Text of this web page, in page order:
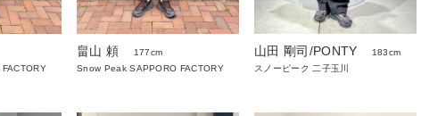
畠山 頼
177cm
Snow Peak SAPPORO FACTORY
山田 剛司/PONTY
183cm
スノーピーク 二子玉川